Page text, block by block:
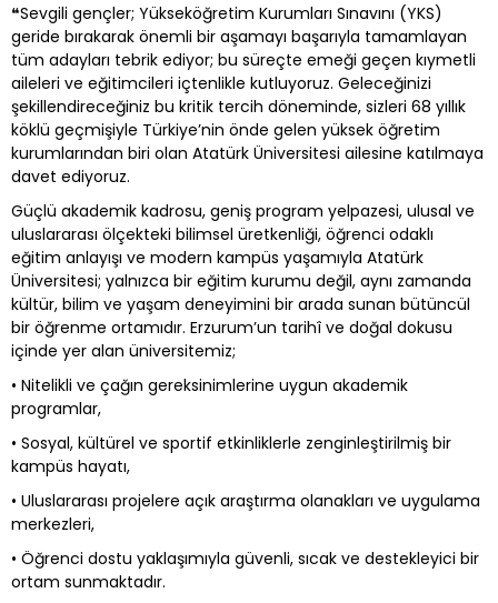
❝Sevgili gençler; Yükseköğretim Kurumları Sınavını (YKS)
geride bırakarak önemli bir aşamayı başarıyla tamamlayan
tüm adayları tebrik ediyor; bu süreçte emeği geçen kıymetli
aileleri ve eğitimcileri içtenlikle kutluyoruz. Geleceğinizi
şekillendireceğiniz bu kritik tercih döneminde, sizleri 68 yıllık
köklü geçmişiyle Türkiye’nin önde gelen yüksek öğretim
kurumlarından biri olan Atatürk Üniversitesi ailesine katılmaya
davet ediyoruz.
Güçlü akademik kadrosu, geniş program yelpazesi, ulusal ve
uluslararası ölçekteki bilimsel üretkenliği, öğrenci odaklı
eğitim anlayışı ve modern kampüs yaşamıyla Atatürk
Üniversitesi; yalnızca bir eğitim kurumu değil, aynı zamanda
kültür, bilim ve yaşam deneyimini bir arada sunan bütüncül
bir öğrenme ortamıdır. Erzurum’un tarihî ve doğal dokusu
içinde yer alan üniversitemiz;
• Nitelikli ve çağın gereksinimlerine uygun akademik
programlar,
• Sosyal, kültürel ve sportif etkinliklerle zenginleştirilmiş bir
kampüs hayatı,
• Uluslararası projelere açık araştırma olanakları ve uygulama
merkezleri,
• Öğrenci dostu yaklaşımıyla güvenli, sıcak ve destekleyici bir
ortam sunmaktadır.